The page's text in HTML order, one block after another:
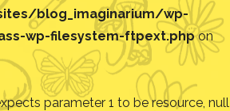
blog_imaginarium/wp-
wp-filesystem-ftpext.phpon
parameter 1 to be resource, null